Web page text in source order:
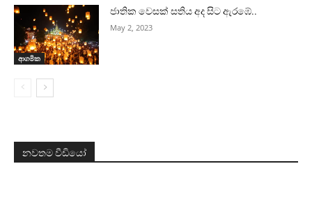
ආගමික
ජාතික වෙසක් සතිය අද සිට ඇරඹේ..
May 2, 2023
නවතම වීඩියෝ